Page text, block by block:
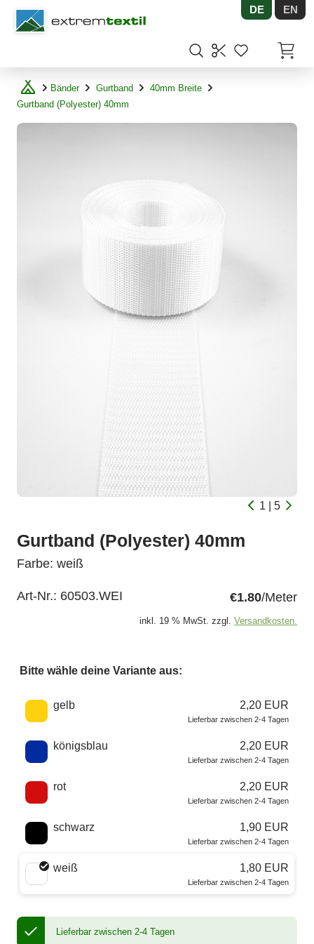
Shopware DE EN
Bänder Gurtband
40mm Breite
Gurtband (Polyester) 40mm
1 | 5
Gurtband (Polyester) 40mm
Farbe: weiß
Art-Nr.: 60503.WEI €1.80/Meter
inkl. 19 % MwSt. zzgl. Versandkosten.
Bitte wähle deine Variante aus:
Wähle eine Farbe
gelb 2,20 EUR
Lieferbar zwischen 2-4 Tagen
königsblau 2,20 EUR
Lieferbar zwischen 2-4 Tagen
rot 2,20 EUR
Lieferbar zwischen 2-4 Tagen
schwarz 1,90 EUR
Lieferbar zwischen 2-4 Tagen
weiß 1,80 EUR
Lieferbar zwischen 2-4 Tagen
Lieferbar zwischen 2-4 Tagen